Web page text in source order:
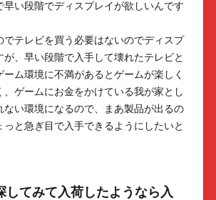
早い段階でディスプレイが欲しいんです
テレビを買う必要はないのでディスプ
が、早い段階で入手して壊れたテレビと
ーム環境に不満があるとゲームが楽しく
、ゲームにお金をかけている我が家とし
ない環境になるので、まあ製品が出るの
っと急ぎ目で入手できるようにしたいと
してみて入荷したようなら入